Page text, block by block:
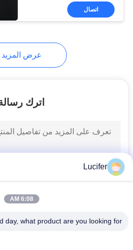
الأكياس
أكياس الفقاعة
12
اتصال
عرض المزيد
اترك
Lucifer
6:08 AM
day, what product are you looking for?